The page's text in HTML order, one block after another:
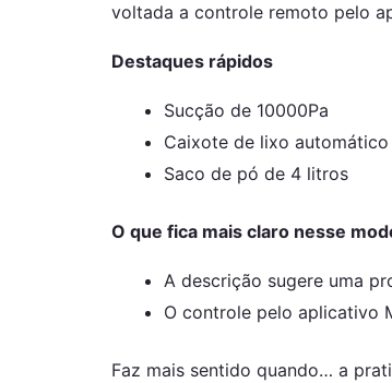
voltada a controle remoto pelo
Destaques rápidos
Sucção de 10000Pa
Caixote de lixo
Saco de pó de 4 litros
O que fica mais claro nesse
A descrição sugere uma
O controle pelo aplicativo
Faz mais sentido quando… a